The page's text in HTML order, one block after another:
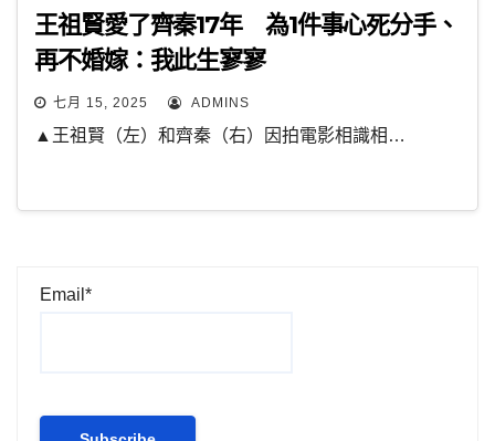
王祖賢愛了齊秦17年 為1件事心死分手、
再不婚嫁：我此生寥寥
七月 15, 2025 ADMINS
▲王祖賢（左）和齊秦（右）因拍電影相識相…
Email*